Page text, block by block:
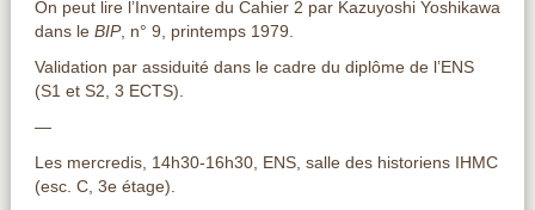
On peut lire l’Inventaire du Cahier 2 par Kazuyoshi Yoshikawa
dans le BIP, n° 9, printemps 1979.
Validation par assiduité dans le cadre du diplôme de l’ENS
(S1 et S2, 3 ECTS).
—
Les mercredis, 14h30-16h30, ENS, salle des historiens IHMC
(esc. C, 3e étage).